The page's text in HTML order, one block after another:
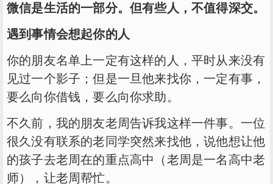
微信是生活的一部分。但有些人，不值得深交。
遇到事情会想起你的人
你的朋友名单上一定有这样的人，平时从来没有
见过一个影子；但是一旦他来找你，一定有事，
要么向你借钱，要么向你求助。
不久前，我的朋友老周告诉我这样一件事。一位
很久没有联系的老同学突然来找他，说他想让他
的孩子去老周在的重点高中（老周是一名高中老
师），让老周帮忙。